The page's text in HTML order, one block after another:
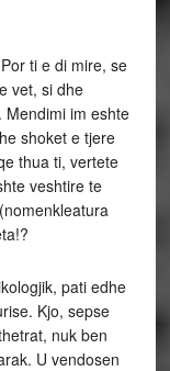
ti e di mire, se
vet, si dhe
Mendimi im eshte
shoket e tjere
thua ti, vertete
veshtire te
pati edhe
Kjo, sepse
nuk ben
U vendosen